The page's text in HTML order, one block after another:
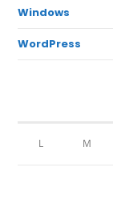
Windows
WordPress
L M